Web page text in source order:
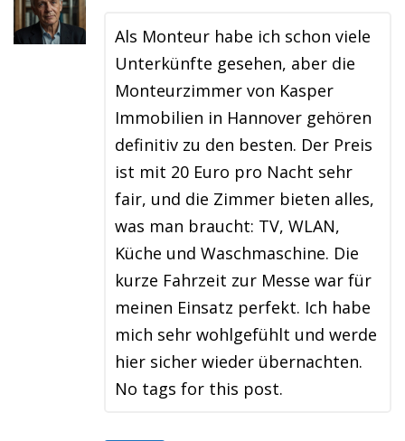
Als Monteur habe ich schon viele
Unterkünfte gesehen, aber die
Monteurzimmer von Kasper
Immobilien in Hannover gehören
definitiv zu den besten. Der Preis
ist mit 20 Euro pro Nacht sehr
fair, und die Zimmer bieten alles,
was man braucht: TV, WLAN,
Küche und Waschmaschine. Die
kurze Fahrzeit zur Messe war für
meinen Einsatz perfekt. Ich habe
mich sehr wohlgefühlt und werde
hier sicher wieder übernachten.
No tags for this post.